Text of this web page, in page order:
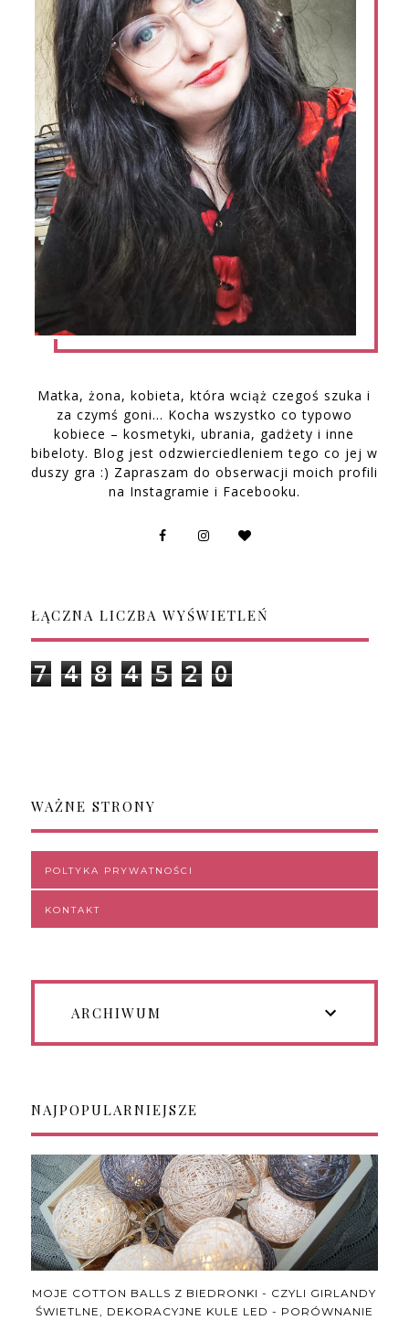
Matka, żona, kobieta, która wciąż czegoś szuka i
za czymś goni… Kocha wszystko co typowo
kobiece – kosmetyki, ubrania, gadżety i inne
bibeloty. Blog jest odzwierciedleniem tego co jej w
duszy gra :) Zapraszam do obserwacji moich profili
na Instagramie i Facebooku.
ŁĄCZNA LICZBA WYŚWIETLEŃ
7 4 8 4 5 2 0
WAŻNE STRONY
POLTYKA PRYWATNOŚCI
KONTAKT
ARCHIWUM
NAJPOPULARNIEJSZE
MOJE COTTON BALLS Z BIEDRONKI - CZYLI GIRLANDY
ŚWIETLNE, DEKORACYJNE KULE LED - PORÓWNANIE